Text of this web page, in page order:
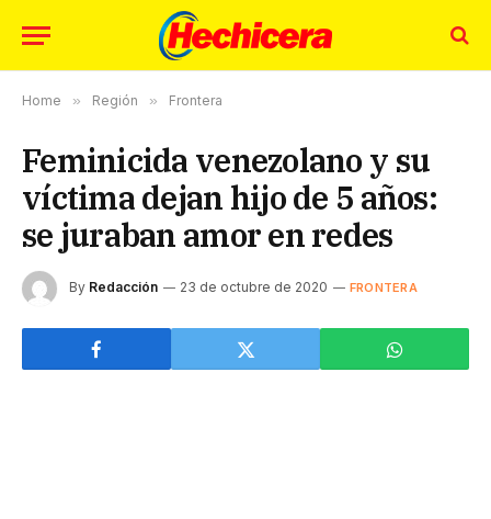
Home » Región » Frontera
Feminicida venezolano y su
víctima dejan hijo de 5 años:
se juraban amor en redes
By Redacción 23 de octubre de 2020 FRONTERA